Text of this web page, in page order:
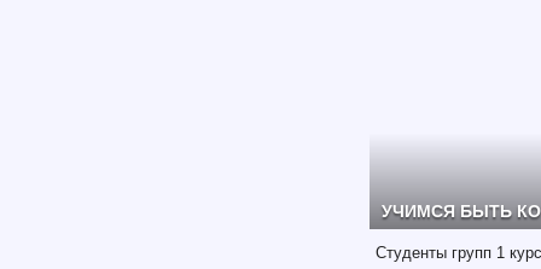
УЧИМСЯ БЫТЬ
Студенты групп 1